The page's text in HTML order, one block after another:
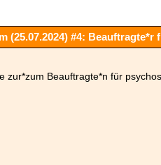
(25.07.2024) #4:
zur*zum Beauftragte*n für